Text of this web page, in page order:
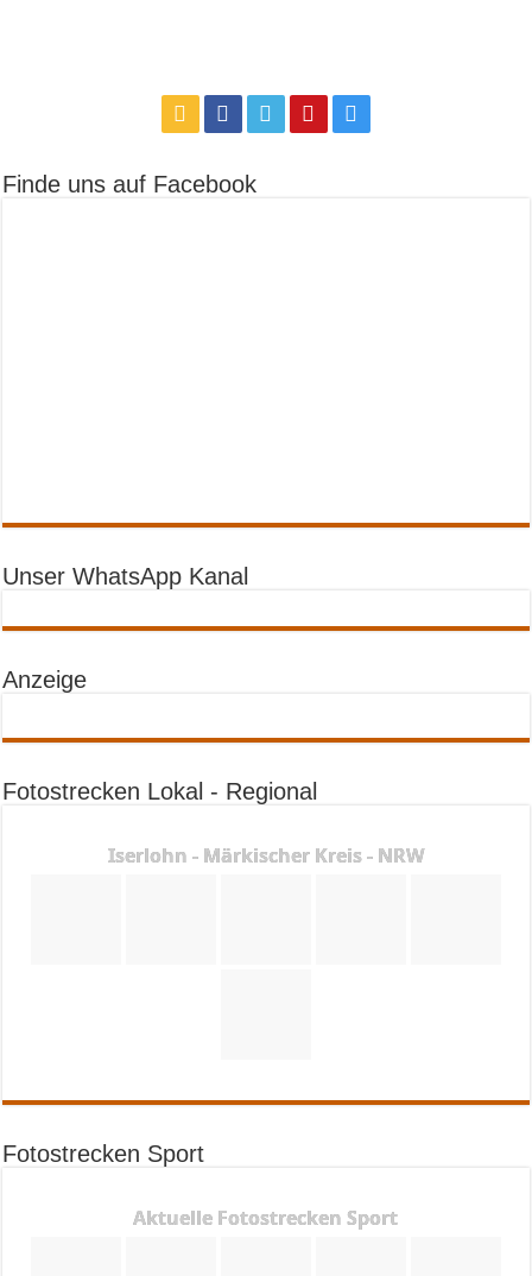
Finde uns auf Facebook
Unser WhatsApp Kanal
Anzeige
Fotostrecken Lokal - Regional
Iserlohn - Märkischer Kreis - NRW
Fotostrecken Sport
Aktuelle Fotostrecken Sport